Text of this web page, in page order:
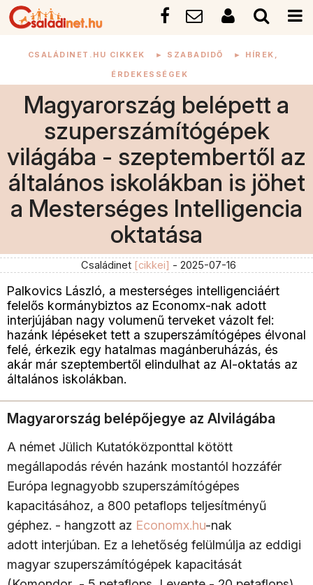
CSALÁDINET.HU CIKKEK ► SZABADIDŐ ► HÍREK,
ÉRDEKESSÉGEK
Magyarország belépett a
szuperszámítógépek
világába - szeptembertől az
általános iskolákban is jöhet
a Mesterséges Intelligencia
oktatása
Családinet [cikkei] - 2025-07-16
Palkovics László, a mesterséges intelligenciáért
felelős kormánybiztos az Economx-nak adott
interjújában nagy volumenű terveket vázolt fel:
hazánk lépéseket tett a szuperszámítógépes élvonal
felé, érkezik egy hatalmas magánberuházás, és
akár már szeptembertől elindulhat az AI-oktatás az
általános iskolákban.
Magyarország belépőjegye az AIvilágába
A német Jülich Kutatóközponttal kötött
megállapodás révén hazánk mostantól hozzáfér
Európa legnagyobb szuperszámítógépes
kapacitásához, a 800 petaflops teljesítményű
géphez. - hangzott az Economx.hu-nak
adott interjúban. Ez a lehetőség felülmúlja az eddigi
magyar szuperszámítógépek kapacitását